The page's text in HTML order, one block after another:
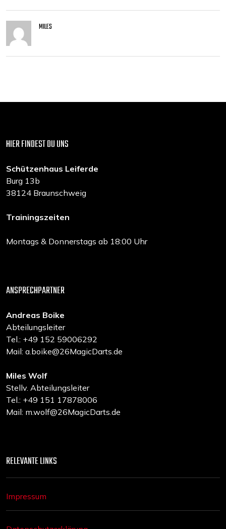
MILES
HIER FINDEST DU UNS
Schützenhaus Leiferde
Burg 13b
38124 Braunschweig
Trainingszeiten
Montags & Donnerstags ab 18:00 Uhr
ANSPRECHPARTNER
Andreas Boike
Abteilungsleiter
Tel.: +49 152 59006292
Mail: a.boike@26MagicDarts.de
Miles Wolf
Stellv. Abteilungsleiter
Tel.: +49 151 17878006
Mail: m.wolf@26MagicDarts.de
RELEVANTE LINKS
Impressum